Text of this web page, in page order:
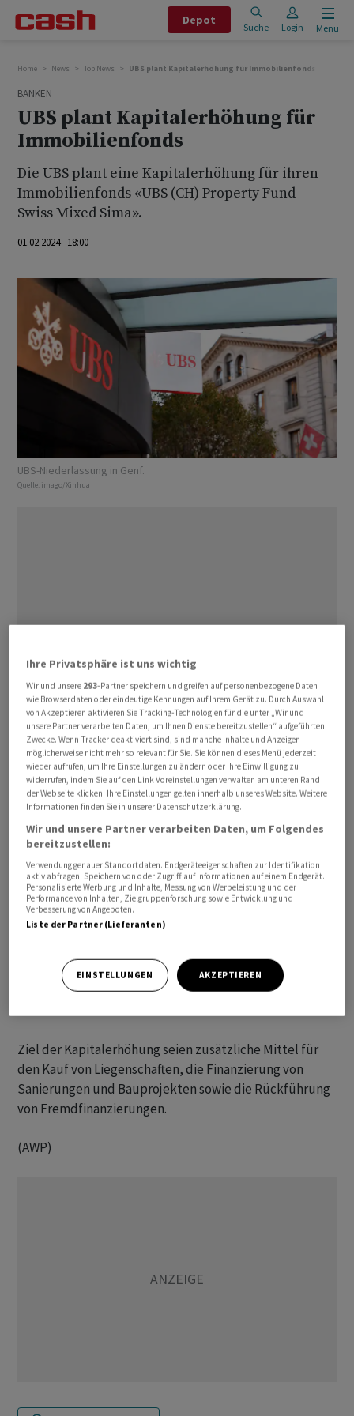
Depot
Suche Login Menu
Home News Top News UBS plant Kapitalerhöhung für Immobilienfonds
BANKEN
UBS plant Kapitalerhöhung für
Immobilienfonds
Die UBS plant eine Kapitalerhöhung für ihren
Immobilienfonds «UBS (CH) Property Fund -
Swiss Mixed Sima».
01.02.2024 18:00
UBS-Niederlassung in Genf.
Quelle: imago/Xinhua
Sie soll mit Bezugsrecht in der Grössenordnung von
rund 200 Mio Franken im April oder Mai durchgeführt
werden, wie die UBS am Donnerstagabend mitteilte.
Der Emissionspreis werde sich aus dem Inventarwert
per Abschluss 31. Dezember 2023 nach Ausschüttung
zuzüglich der aufgelaufenen Erträge bis zum
Liberierungsdatum sowie der Ausgabekommission
zusammensetzen. Die genauen Konditionen werde man
Fondsleitung behalte sich ausserdem vor, die
Kapitalerhöhung in Abhängigkeit der Marktentwicklung
zu verschieben.
Ziel der Kapitalerhöhung seien zusätzliche Mittel für
den Kauf von Liegenschaften, die Finanzierung von
Sanierungen und Bauprojekten sowie die Rückführung
von Fremdfinanzierungen.
(AWP)
Ihre Privatsphäre ist uns wichtig
Wir und unsere 293-Partner speichern und greifen auf personenbezogene Daten
wie Browserdaten oder eindeutige Kennungen auf Ihrem Gerät zu. Durch Auswahl
von Akzeptieren aktivieren Sie Tracking-Technologien für die unter „Wir und
unsere Partner verarbeiten Daten, um Ihnen Dienste bereitzustellen“ aufgeführten
Zwecke. Wenn Tracker deaktiviert sind, sind manche Inhalte und Anzeigen
möglicherweise nicht mehr so relevant für Sie. Sie können dieses Menü jederzeit
wieder aufrufen, um Ihre Einstellungen zu ändern oder Ihre Einwilligung zu
widerrufen, indem Sie auf den Link Voreinstellungen verwalten am unteren Rand
der Webseite klicken. Ihre Einstellungen gelten innerhalb unseres Website. Weitere
Informationen finden Sie in unserer Datenschutzerklärung.
Wir und unsere Partner verarbeiten Daten, um Folgendes
bereitzustellen:
Verwendung genauer Standortdaten. Endgeräteeigenschaften zur Identifikation
aktiv abfragen. Speichern von oder Zugriff auf Informationen auf einem Endgerät.
Personalisierte Werbung und Inhalte, Messung von Werbeleistung und der
Performance von Inhalten, Zielgruppenforschung sowie Entwicklung und
Verbesserung von Angeboten.
Liste der Partner (Lieferanten)
EINSTELLUNGEN AKZEPTIEREN